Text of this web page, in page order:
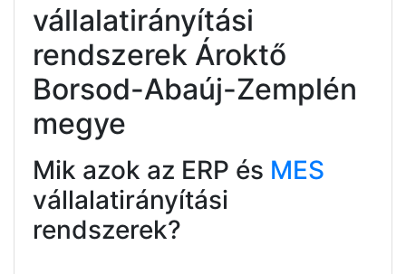
vállalatirányítási
rendszerek Ároktő
Borsod-Abaúj-Zemplén
megye
Mik azok az ERP és MES
vállalatirányítási
rendszerek?